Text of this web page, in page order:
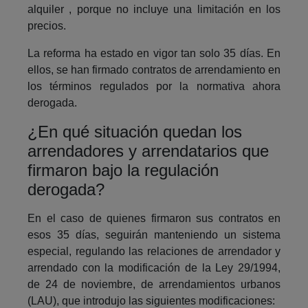
alquiler , porque no incluye una limitación en los
precios.
La reforma ha estado en vigor tan solo 35 días. En
ellos, se han firmado contratos de arrendamiento en
los términos regulados por la normativa ahora
derogada.
¿En qué situación quedan los
arrendadores y arrendatarios que
firmaron bajo la regulación
derogada?
En el caso de quienes firmaron sus contratos en
esos 35 días, seguirán manteniendo un sistema
especial, regulando las relaciones de arrendador y
arrendado con la modificación de la Ley 29/1994,
de 24 de noviembre, de arrendamientos urbanos
(LAU), que introdujo las siguientes modificaciones: